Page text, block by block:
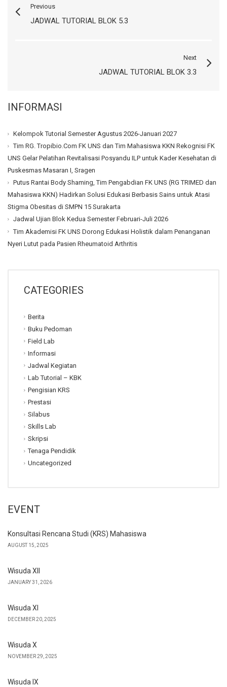
Previous
JADWAL TUTORIAL BLOK 5.3
Next
JADWAL TUTORIAL BLOK 3.3
INFORMASI
Kelompok Tutorial Semester Agustus 2026-Januari 2027
Tim RG. Tropibio.Com FK UNS dan Tim Mahasiswa KKN Rekognisi FK
UNS Gelar Pelatihan Revitalisasi Posyandu ILP untuk Kader Kesehatan di
Puskesmas Masaran I, Sragen
Putus Rantai Body Shaming, Tim Pengabdian FK UNS (RG TRIMED dan
Mahasiswa KKN) Hadirkan Solusi Edukasi Berbasis Sains untuk Atasi
Stigma Obesitas di SMPN 15 Surakarta
Jadwal Ujian Blok Kedua Semester Februari-Juli 2026
Tim Akademisi FK UNS Dorong Edukasi Holistik dalam Penanganan
Nyeri Lutut pada Pasien Rheumatoid Arthritis
CATEGORIES
Berita
Buku Pedoman
Field Lab
Informasi
Jadwal Kegiatan
Lab Tutorial – KBK
Pengisian KRS
Prestasi
Silabus
Skills Lab
Skripsi
Tenaga Pendidik
Uncategorized
EVENT
Konsultasi Rencana Studi (KRS) Mahasiswa
AUGUST 15, 2025
Wisuda XII
JANUARY 31, 2026
Wisuda XI
DECEMBER 20, 2025
Wisuda X
NOVEMBER 29, 2025
Wisuda IX